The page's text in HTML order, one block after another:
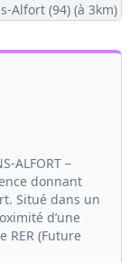
Alfort (94) (à 3km)
ALFORT –
donnant
Situé dans un
d’une
RER (Future